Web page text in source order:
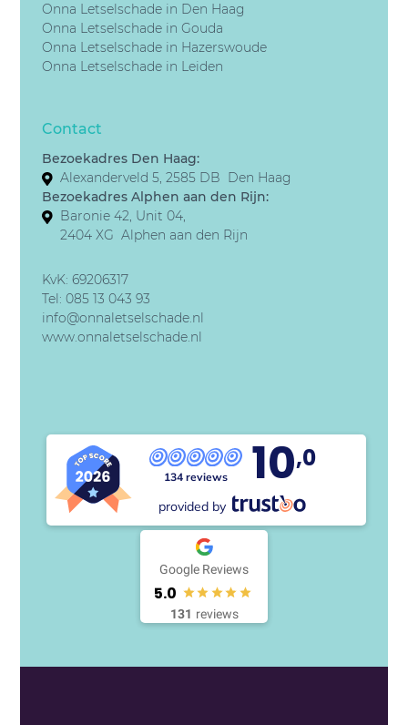
Onna Letselschade in Den Haag
Onna Letselschade in Gouda
Onna Letselschade in Hazerswoude
Onna Letselschade in Leiden
Contact
Bezoekadres Den Haag:
Alexanderveld 5, 2585 DB Den Haag
Bezoekadres Alphen aan den Rijn:
Baronie 42, Unit 04,
2404 XG Alphen aan den Rijn
KvK: 69206317
Tel: 085 13 043 93
info@onnaletselschade.nl
www.onnaletselschade.nl
134 reviews 10,0
provided by
Google Reviews
5.0
131 reviews